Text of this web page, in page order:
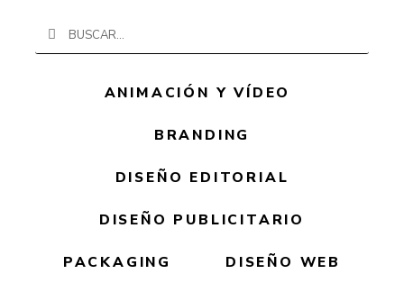
BuscarBuscar
ANIMACIÓN Y VÍDEO
BRANDING
DISEÑO EDITORIAL
DISEÑO PUBLICITARIO
PACKAGING DISEÑO WEB